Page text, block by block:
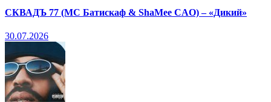
СКВАДЪ 77 (МС Батискаф & ShaMee CAO) – «Дикий»
30.07.2026